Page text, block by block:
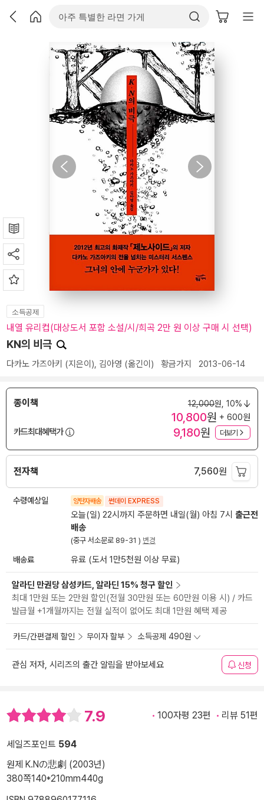
소득공제
내열 유리컵(대상도서 포함 소설/시/희곡 2만 원 이상 구매 시 선택)
KN의 비극
다카노 가즈아키 (지은이), 김아영 (옮긴이) 황금가지 2013-06-14
종이책 12,000원, 10%
10,800원 + 600원
카드최대혜택가
9,180원 더보기
전자책 7,560원
수령예상일 양탄자배송 썬데이 EXPRESS
오늘(일) 22시까지 주문하면 내일(월) 아침 7시 출근전
배송
(중구 서소문로 89-31 ) 변경
배송료 유료 (도서 1만5천원 이상 무료)
알라딘 만권당 삼성카드, 알라딘 15% 청구 할인
최대 1만원 또는 2만원 할인(전월 30만원 또는 60만원 이용 시) / 카드
발급월 +1개월까지는 전월 실적이 없어도 최대 1만원 혜택 제공
카드/간편결제 할인 무이자 할부 소득공제 490원
관심 저자, 시리즈의 출간 알림을 받아보세요 신청
7.9 100자평 23편 리뷰 51편
세일즈포인트 594
원제 K.Nの悲劇 (2003년)
380쪽140*210mm440g